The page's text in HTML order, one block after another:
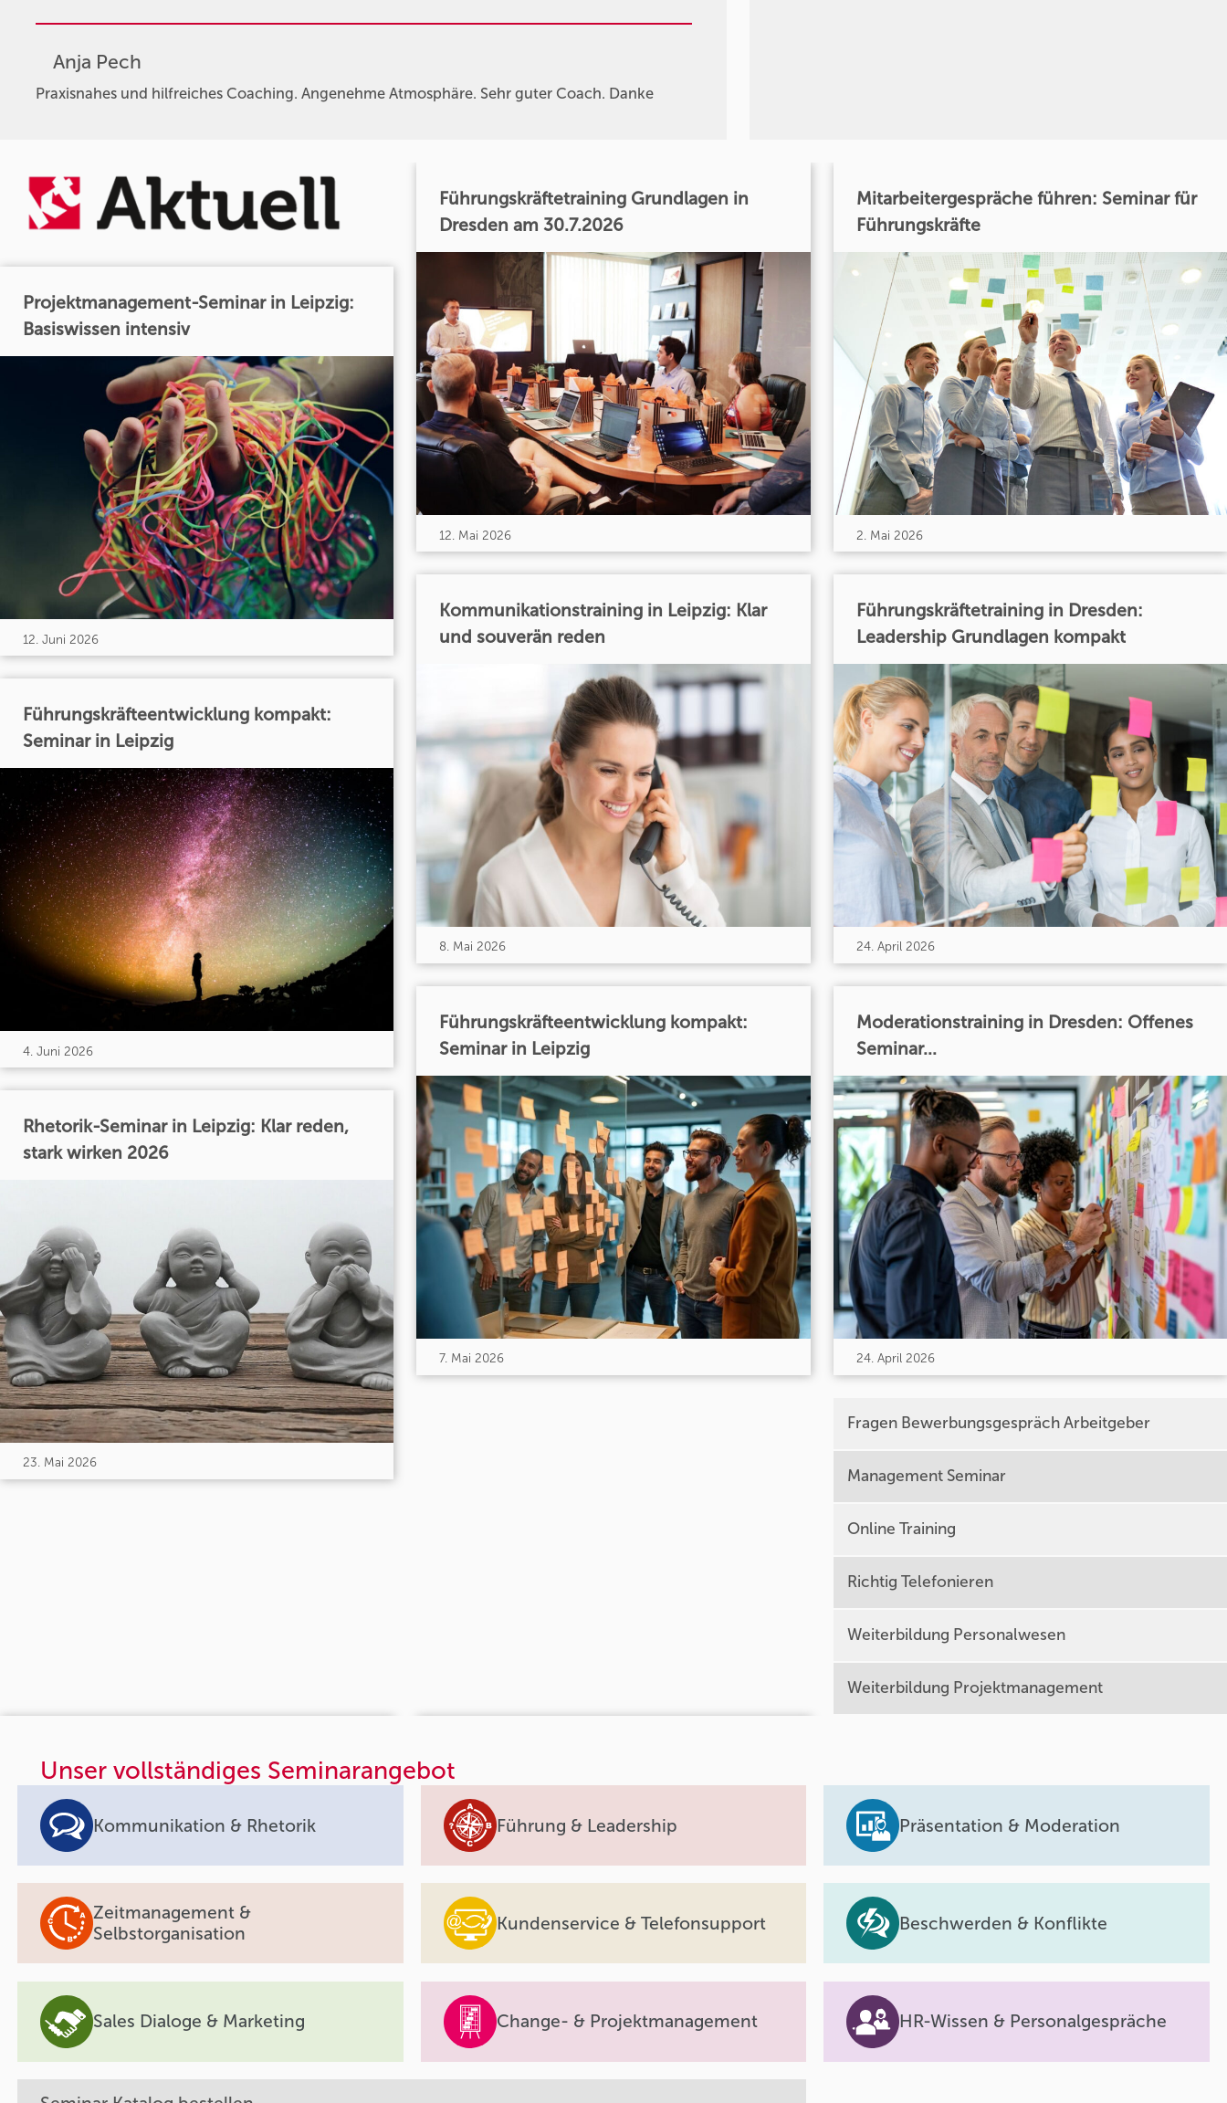
Anja Pech
Praxisnahes und hilfreiches Coaching. Angenehme Atmosphäre. Sehr guter Coach. Danke
Projektmanagement-Seminar in Leipzig:
Basiswissen intensiv
12. Juni 2026
Führungskräfteentwicklung kompakt:
Seminar in Leipzig
4. Juni 2026
Rhetorik-Seminar in Leipzig: Klar reden,
stark wirken 2026
23. Mai 2026
Führungskräftetraining Grundlagen in
Dresden am 30.7.2026
12. Mai 2026
Kommunikationstraining in Leipzig: Klar
und souverän reden
8. Mai 2026
Führungskräfteentwicklung kompakt:
Seminar in Leipzig
7. Mai 2026
Mitarbeitergespräche führen: Seminar für
Führungskräfte
2. Mai 2026
Führungskräftetraining in Dresden:
Leadership Grundlagen kompakt
24. April 2026
Moderationstraining in Dresden: Offenes
Seminar...
24. April 2026
Fragen Bewerbungsgespräch Arbeitgeber
Management Seminar
Online Training
Richtig Telefonieren
Weiterbildung Personalwesen
Weiterbildung Projektmanagement
Unser vollständiges Seminarangebot
Kommunikation & Rhetorik Führung & Leadership Präsentation & Moderation
Zeitmanagement &
Selbstorganisation
Kundenservice & Telefonsupport Beschwerden & Konflikte
Sales Dialoge & Marketing Change- & Projektmanagement HR-Wissen & Personalgespräche